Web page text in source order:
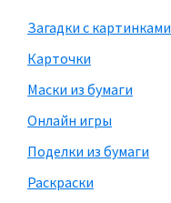
Загадки с картинками
Карточки
Маски из бумаги
Онлайн игры
Поделки из бумаги
Раскраски